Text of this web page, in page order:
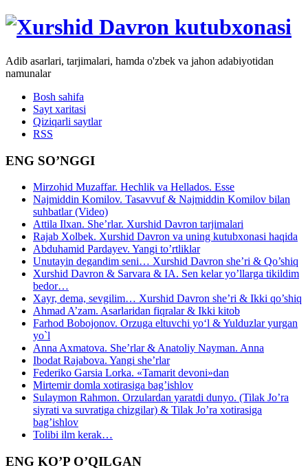
Adib asarlari, tarjimalari, hamda o'zbek va jahon adabiyotidan
namunalar
Bosh sahifa
Sayt xaritasi
Qiziqarli saytlar
RSS
ENG SO’NGGI
Mirzohid Muzaffar. Hechlik va Hellados. Esse
Najmiddin Komilov. Tasavvuf & Najmiddin Komilov bilan
suhbatlar (Video)
Attila Ilxan. She’rlar. Xurshid Davron tarjimalari
Rajab Xolbek. Xurshid Davron va uning kutubxonasi haqida
Abduhamid Pardayev. Yangi to’rtliklar
Unutayin degandim seni… Xurshid Davron she’ri & Qo’shiq
Xurshid Davron & Sarvara & IA. Sen kelar yo’llarga tikildim
bedor…
Xayr, dema, sevgilim… Xurshid Davron she’ri & Ikki qo’shiq
Ahmad A’zam. Asarlaridan fiqralar & Ikki kitob
Farhod Bobojonov. Orzuga eltuvchi yo‘l & Yulduzlar yurgan
yo`l
Anna Axmatova. She’rlar & Anatoliy Nayman. Anna
Ibodat Rajabova. Yangi she’rlar
Federiko Garsia Lorka. «Tamarit devoni»dan
Mirtemir domla xotirasiga bag’ishlov
Sulaymon Rahmon. Orzulardan yaratdi dunyo. (Tilak Jo’ra
siyrati va suvratiga chizgilar) & Tilak Jo’ra xotirasiga
bag’ishlov
Tolibi ilm kerak…
ENG KO’P O’QILGAN